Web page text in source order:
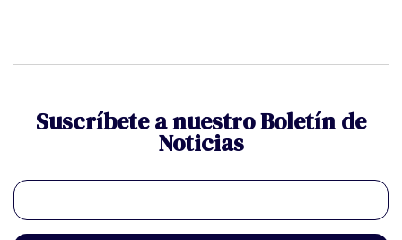
Suscríbete a nuestro Boletín de
Noticias